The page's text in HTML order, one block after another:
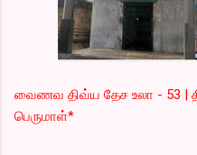
வைணவ திவ்ய தேச உலா - 53 |
பெருமாள்*